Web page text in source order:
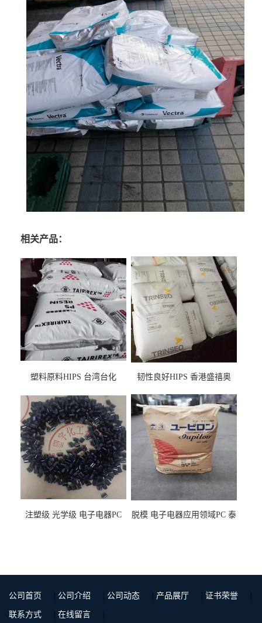
相关产品：
塑料原料HIPS 台湾台化
用料
韧性良好HIPS 香港盛禧奥
注塑级 光学级 电子电器PC
脱模 电子电器应用领域PC 泰
公司首页 | 公司介绍 | 公司动态 | 产品展厅 | 证书荣誉 |
联系方式 | 在线留言 |